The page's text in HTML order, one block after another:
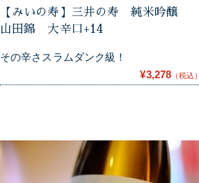
【みいの寿】三井の寿 純米吟醸
山田錦 大辛口+14
その辛さスラムダンク級！
¥3,278 （税込）